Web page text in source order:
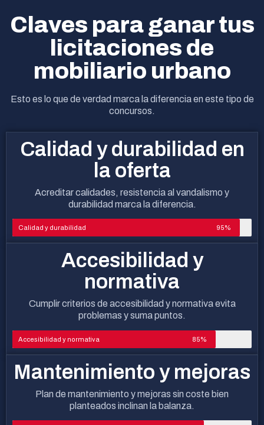
Claves para ganar tus
licitaciones de
mobiliario urbano
Esto es lo que de verdad marca la diferencia en este tipo de
concursos.
Calidad y durabilidad en
la oferta
Acreditar calidades, resistencia al vandalismo y
durabilidad marca la diferencia.
Calidad y durabilidad 95%
Accesibilidad y
normativa
Cumplir criterios de accesibilidad y normativa evita
problemas y suma puntos.
Accesibilidad y normativa 85%
Mantenimiento y mejoras
Plan de mantenimiento y mejoras sin coste bien
planteados inclinan la balanza.